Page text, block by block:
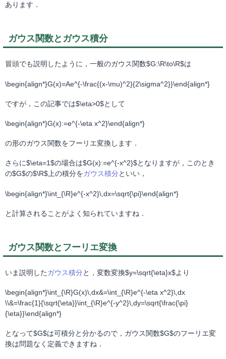
あります．
ガウス関数とガウス積分
冒頭でも説明したように，一般のガウス関数$G:\R\to\R$は
\begin{align*}G(x)=Ae^{-\frac{(x-\mu)^2}{2\sigma^2}}\end{align*}
ですが，この記事では$\eta>0$として
\begin{align*}G(x):=e^{-\eta x^2}\end{align*}
の形のガウス関数をフーリエ変換します．
さらに$\eta=1$の場合は$G(x):=e^{-x^2}$となりますが，このとき
の$G$の$\R$上の積分をガウス積分といい，
\begin{align*}\int_{\R}e^{-x^2}\,dx=\sqrt{\pi}\end{align*}
と計算されることがよく知られていますね．
ガウス関数とフーリエ変換
いま説明したガウス積分と，変数変換$y=\sqrt{\eta}x$より
\begin{align*}\int_{\R}G(x)\,dx&=\int_{\R}e^{-\eta x^2}\,dx
\\&=\frac{1}{\sqrt{\eta}}\int_{\R}e^{-y^2}\,dy=\sqrt{\frac{\pi}
{\eta}}\end{align*}
となって$G$は可積分と分かるので，ガウス関数$G$のフーリエ変
換は問題なく定義できますね．